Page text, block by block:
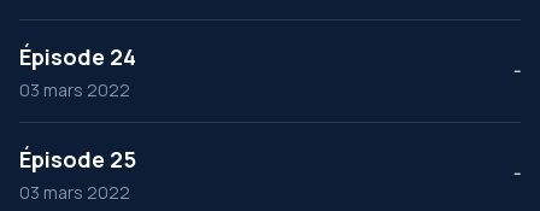
Épisode 24
03 mars 2022
--
Épisode 25
03 mars 2022
--